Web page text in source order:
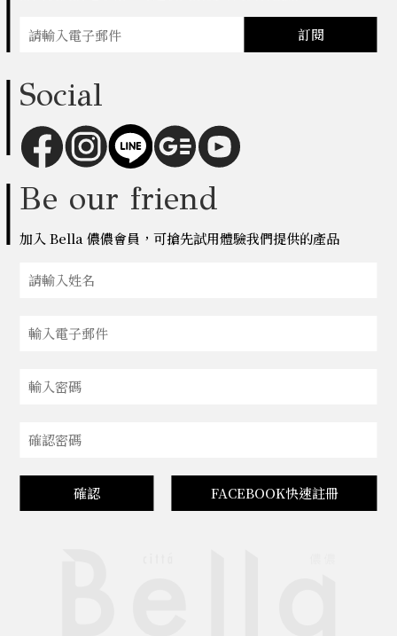
訂閱
Social
Be our friend
加入 Bella 儂儂會員，可搶先試用體驗我們提供的產品
確認 FACEBOOK快速註冊